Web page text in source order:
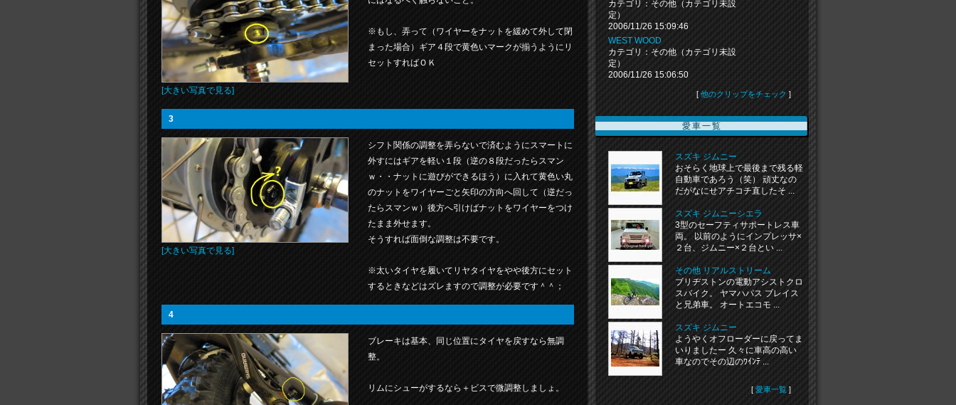
[大きい写真で見る]
※もし、弄って（ワイヤーをナットを緩めて外して閉
まった場合）ギア４段で黄色いマークが揃うようにリ
セットすればＯＫ
3
[大きい写真で見る]
シフト関係の調整を弄らないで済むようにスマートに
外すにはギアを軽い１段（逆の８段だったらスマン
ｗ・・ナットに遊びができるほう）に入れて黄色い丸
のナットをワイヤーごと矢印の方向へ回して（逆だっ
たらスマンｗ）後方へ引けばナットをワイヤーをつけ
たまま外せます。
そうすれば面倒な調整は不要です。
※太いタイヤを履いてリヤタイヤをやや後方にセット
するときなどはズレますので調整が必要です＾＾；
4
ブレーキは基本、同じ位置にタイヤを戻すなら無調
整。
リムにシューがするなら＋ビスで微調整しましょ。
カテゴリ：その他（カテゴリ未設
定）
2006/11/26 15:09:46
WEST WOOD
カテゴリ：その他（カテゴリ未設
定）
2006/11/26 15:06:50
[ 他のクリップをチェック ]
愛車一覧
スズキ ジムニー
おそらく地球上で最後まで残る軽
自動車であろう（笑） 頑丈なの
だがなにせアチコチ直したそ ...
スズキ ジムニーシエラ
3型のセーフティサポートレス車
両。 以前のようにインプレッサ×
２台、ジムニー×２台とい ...
その他 リアルストリーム
ブリヂストンの電動アシストクロ
スバイク。 ヤマハパス ブレイス
と兄弟車。 オートエコモ ...
スズキ ジムニー
ようやくオフローダーに戻ってま
いりましたー 久々に車高の高い
車なのでその辺のﾜｲﾝﾃ ...
[ 愛車一覧 ]